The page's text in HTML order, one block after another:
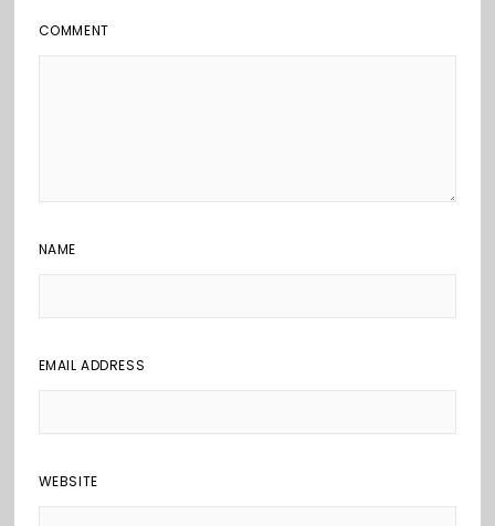
COMMENT
NAME
EMAIL ADDRESS
WEBSITE